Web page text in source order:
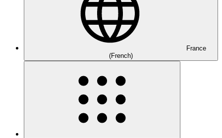
France
(French)